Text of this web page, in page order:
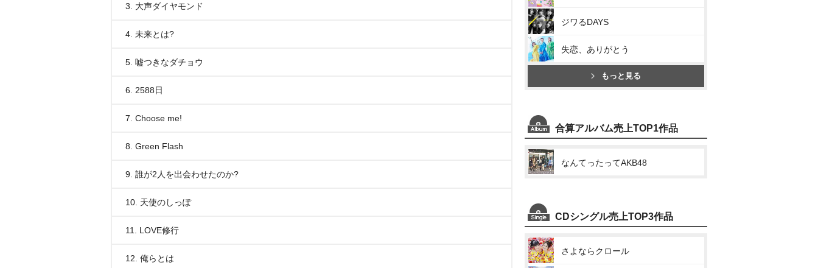
3. 大声ダイヤモンド
4. 未来とは?
5. 嘘つきなダチョウ
6. 2588日
7. Choose me!
8. Green Flash
9. 誰が2人を出会わせたのか?
10. 天使のしっぽ
11. LOVE修行
12. 俺らとは
ジワるDAYS
失恋、ありがとう
もっと見る
合算アルバム売上TOP1作品
なんてったってAKB48
CDシングル売上TOP3作品
さよならクロール